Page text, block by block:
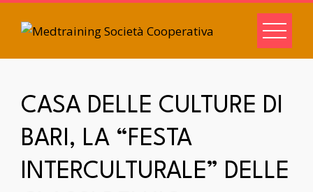
CASA DELLE CULTURE DI
BARI, LA “FESTA
INTERCULTURALE” DELLE